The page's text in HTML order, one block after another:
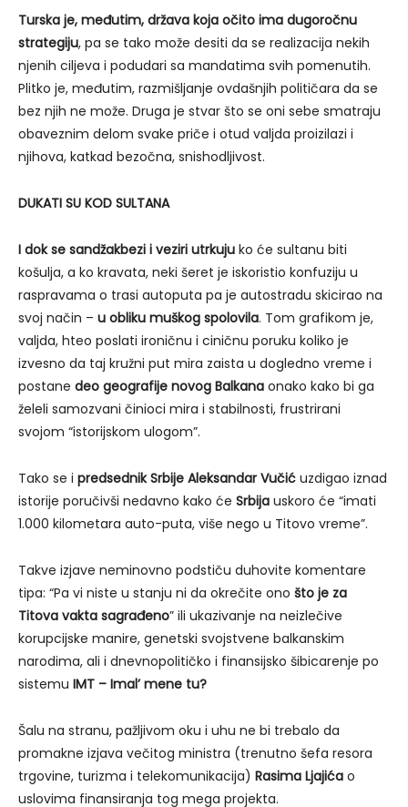
Turska je, međutim, država koja očito ima dugoročnu
strategiju, pa se tako može desiti da se realizacija nekih
njenih ciljeva i podudari sa mandatima svih pomenutih.
Plitko je, međutim, razmišljanje ovdašnjih političara da se
bez njih ne može. Druga je stvar što se oni sebe smatraju
obaveznim delom svake priče i otud valjda proizilazi i
njihova, katkad bezočna, snishodljivost.
DUKATI SU KOD SULTANA
I dok se sandžakbezi i veziri utrkuju ko će sultanu biti
košulja, a ko kravata, neki šeret je iskoristio konfuziju u
raspravama o trasi autoputa pa je autostradu skicirao na
svoj način – u obliku muškog spolovila. Tom grafikom je,
valjda, hteo poslati ironičnu i ciničnu poruku koliko je
izvesno da taj kružni put mira zaista u dogledno vreme i
postane deo geografije novog Balkana onako kako bi ga
želeli samozvani činioci mira i stabilnosti, frustrirani
svojom “istorijskom ulogom”.
Tako se i predsednik Srbije Aleksandar Vučić uzdigao iznad
istorije poručivši nedavno kako će Srbija uskoro će “imati
1.000 kilometara auto-puta, više nego u Titovo vreme”.
Takve izjave neminovno podstiču duhovite komentare
tipa: “Pa vi niste u stanju ni da okrečite ono što je za
Titova vakta sagrađeno” ili ukazivanje na neizlečive
korupcijske manire, genetski svojstvene balkanskim
narodima, ali i dnevnopolitičko i finansijsko šibicarenje po
sistemu IMT – Imal’ mene tu?
Šalu na stranu, pažljivom oku i uhu ne bi trebalo da
promakne izjava večitog ministra (trenutno šefa resora
trgovine, turizma i telekomunikacija) Rasima Ljajića o
uslovima finansiranja tog mega projekta.